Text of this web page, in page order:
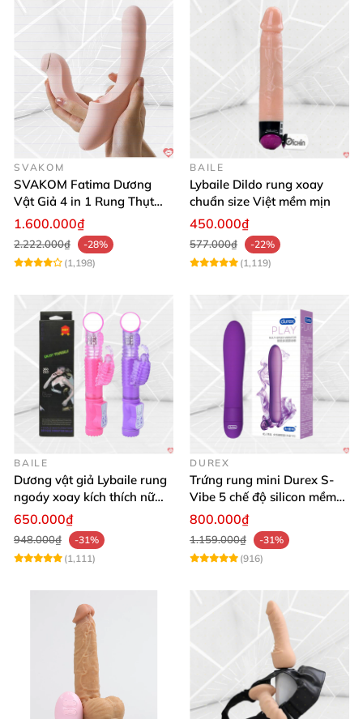
SVAKOM
SVAKOM Fatima Dương
Vật Giả 4 in 1 Rung Thụt
Hút Toả Nhiệt Massage Cho
1.600.000₫
2.222.000₫
-28%
(1,198)
BAILE
Lybaile Dildo rung xoay
chuẩn size Việt mềm mịn
450.000₫
577.000₫
-22%
(1,119)
BAILE
Dương vật giả Lybaile rung
ngoáy xoay kích thích nữ
thủ dâm
650.000₫
948.000₫
-31%
(1,111)
DUREX
Trứng rung mini Durex S-
Vibe 5 chế độ silicon mềm
mịn cao cấp
800.000₫
1.159.000₫
-31%
(916)